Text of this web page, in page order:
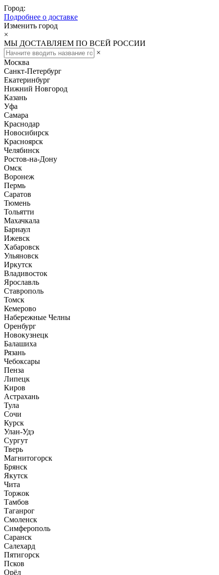
Город:
Подробнее о доставке
Изменить город
×
МЫ ДОСТАВЛЯЕМ ПО ВСЕЙ РОССИИ
×
Москва
Санкт-Петербург
Екатеринбург
Нижний Новгород
Казань
Уфа
Самара
Краснодар
Новосибирск
Красноярск
Челябинск
Ростов-на-Дону
Омск
Воронеж
Пермь
Саратов
Тюмень
Тольятти
Махачкала
Барнаул
Ижевск
Хабаровск
Ульяновск
Иркутск
Владивосток
Ярославль
Ставрополь
Томск
Кемерово
Набережные Челны
Оренбург
Новокузнецк
Балашиха
Рязань
Чебоксары
Пенза
Липецк
Киров
Астрахань
Тула
Сочи
Курск
Улан-Удэ
Сургут
Тверь
Магнитогорск
Брянск
Якутск
Чита
Торжок
Тамбов
Таганрог
Смоленск
Симферополь
Саранск
Салехард
Пятигорск
Псков
Орёл